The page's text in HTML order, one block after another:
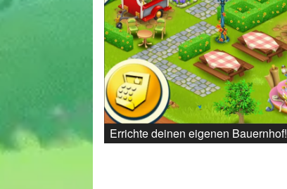
Errichte deinen eigenen Bauernhof!